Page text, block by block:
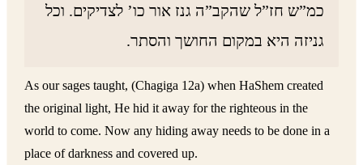
כמ”ש חז”ל שהקב”ה גנז אור כו’ לצדיקים. וכל
גניזה היא במקום החושך והסתר.
As our sages taught, (Chagiga 12a) when HaShem created
the original light, He hid it away for the righteous in the
world to come. Now any hiding away needs to be done in a
place of darkness and covered up.